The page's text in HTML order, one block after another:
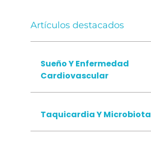
Artículos destacados
Sueño Y Enfermedad
Cardiovascular
Taquicardia Y Microbiota